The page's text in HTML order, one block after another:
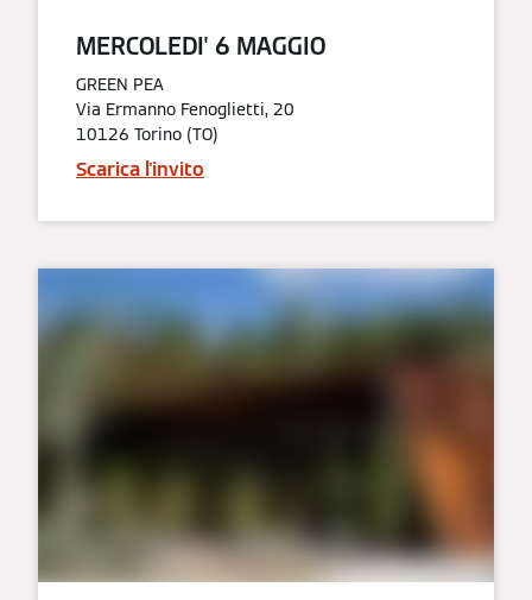
MERCOLEDI' 6 MAGGIO​
GREEN PEA
Via Ermanno Fenoglietti, 20
10126 Torino (TO)
Scarica l'invito